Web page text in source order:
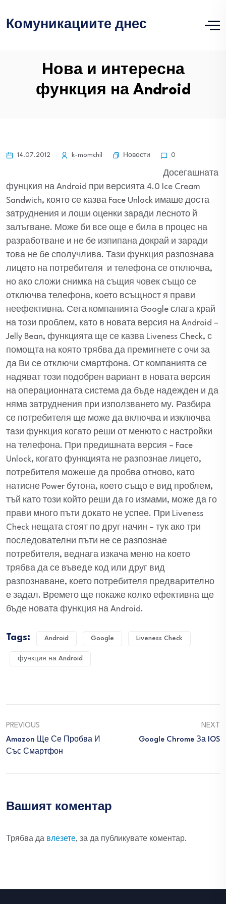
Комуникациите днес
Нова и интересна
функция на Android
14.07.2012 k-momchil Новости 0
Досегашната
фунцкия на Android при версията 4.0 Ice Cream
Sandwich, която се казва Face Unlock имаше доста
затруднения и лоши оценки заради лесното й
залъгване. Може би все още е била в процес на
разработване и не бе изпипана докрай и заради
това не бе сполучлива. Тази функция разпознава
лицето на потребителя и телефона се отключва,
но ако сложи снимка на същия човек също се
отключва телефона, което всъщност я прави
неефективна. Сега компанията Google слага край
на този проблем, като в новата версия на Android –
Jelly Bean, функцията ще се казва Liveness Check, с
помощта на която трябва да премигнете с очи за
да Ви се отключи смартфона. От компанията се
надяват този подобрен вариант в новата версия
на операционната система да бъде надежден и да
няма затруднения при използването му. Разбира
се потребителя ще може да включва и изключва
тази функция когато реши от менюто с настройки
на телефона. При предишната версия – Face
Unlock, когато функцията не разпознае лицето,
потребителя можеше да пробва отново, като
натисне Power бутона, което също е вид проблем,
тъй като този който реши да го измами, може да го
прави много пъти докато не успее. При Liveness
Check нещата стоят по друг начин – тук ако три
последователни пъти не се разпознае
потребителя, веднага изкача меню на което
трябва да се въведе код или друг вид
разпознаване, което потребителя предварително
е задал. Времето ще покаже колко ефективна ще
бъде новата функция на Android.
Tags: Android Google Liveness Check
функция на Android
PREVIOUS
Amazon Ще Се Пробва И
Със Смартфон
NEXT
Google Chrome За IOS
Вашият коментар
Трябва да влезете, за да публикувате коментар.